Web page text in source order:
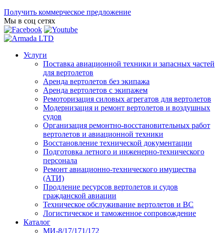
Получить коммерческое предложение
Мы в соц сетях
Услуги
Поставка авиационной техники и запасных частей
для вертолетов
Аренда вертолетов без экипажа
Аренда вертолетов с экипажем
Ремоторизация силовых агрегатов для вертолетов
Модернизация и ремонт вертолетов и воздушных
судов
Организация ремонтно-восстановительных работ
вертолетов и авиационной техники
Восстановление технической документации
Подготовка летного и инженерно-технического
персонала
Ремонт авиационно-технического имущества
(АТИ)
Продление ресурсов вертолетов и судов
гражданской авиации
Техническое обслуживание вертолетов и ВС
Логистическое и таможенное сопровождение
Каталог
МИ-8/17/171/172